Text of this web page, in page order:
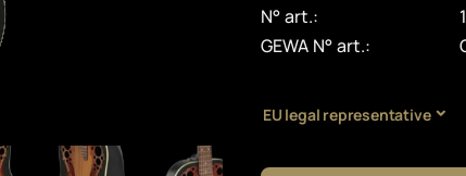
N° art.:
GEWA N° art.:
EU legal representative